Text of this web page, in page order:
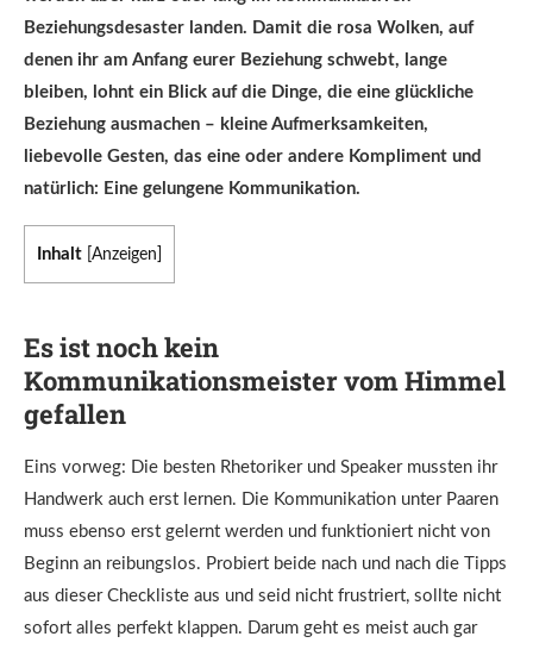
Beziehungsdesaster landen. Damit die rosa Wolken, auf
denen ihr am Anfang eurer Beziehung schwebt, lange
bleiben, lohnt ein Blick auf die Dinge, die eine glückliche
Beziehung ausmachen – kleine Aufmerksamkeiten,
liebevolle Gesten, das eine oder andere Kompliment und
natürlich: Eine gelungene Kommunikation.
Inhalt Anzeigen
Es ist noch kein
Kommunikationsmeister vom Himmel
gefallen
Eins vorweg: Die besten Rhetoriker und Speaker mussten ihr
Handwerk auch erst lernen. Die Kommunikation unter Paaren
muss ebenso erst gelernt werden und funktioniert nicht von
Beginn an reibungslos. Probiert beide nach und nach die Tipps
aus dieser Checkliste aus und seid nicht frustriert, sollte nicht
sofort alles perfekt klappen. Darum geht es meist auch gar